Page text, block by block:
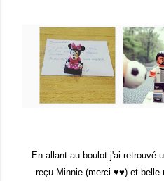
En allant au boulot j'ai retrouvé
reçu Minnie (merci ♥♥) et